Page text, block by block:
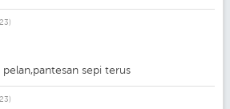
sepi terus